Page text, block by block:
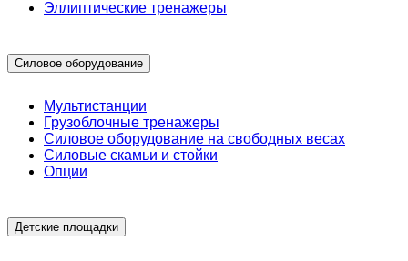
Эллиптические тренажеры
Силовое оборудование
Мультистанции
Грузоблочные тренажеры
Силовое оборудование на свободных весах
Силовые скамьи и стойки
Опции
Детские площадки